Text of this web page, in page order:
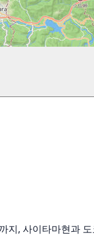
지, 사이타마현과